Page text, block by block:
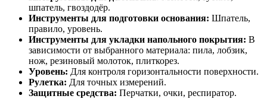
шпатель, гвоздодёр.
Инструменты для подготовки основания: Шпатель,
правило, уровень.
Инструменты для укладки напольного покрытия: В
зависимости от выбранного материала: пила, лобзик,
нож, резиновый молоток, плиткорез.
Уровень: Для контроля горизонтальности поверхности.
Рулетка: Для точных измерений.
Защитные средства: Перчатки, очки, респиратор.